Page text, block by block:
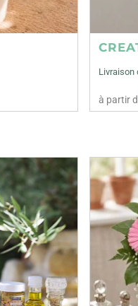
Livraison
à partir